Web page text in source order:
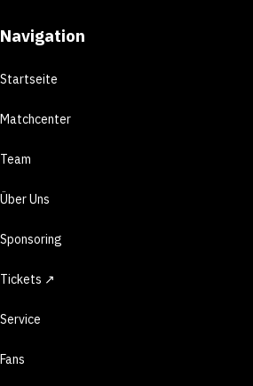
Navigation
Startseite
Matchcenter
Team
Über Uns
Sponsoring
Tickets ↗
Service
Fans